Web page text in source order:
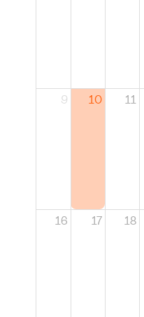
9 10 11
16 17 18